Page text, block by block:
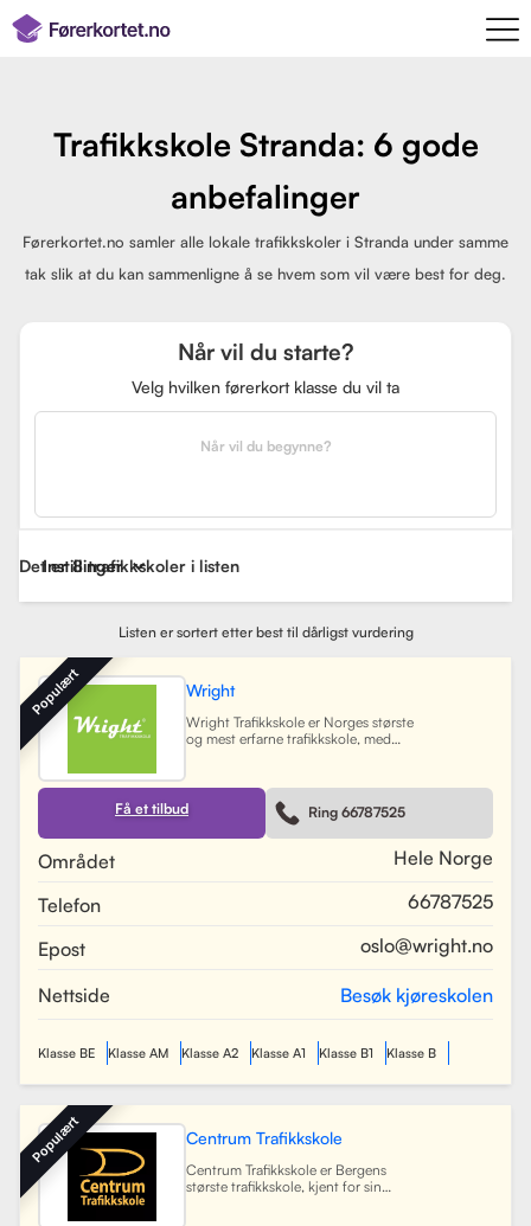
Trafikkskole Stranda: 6 gode
anbefalinger
Førerkortet.no samler alle lokale trafikkskoler i Stranda under samme
tak slik at du kan sammenligne å se hvem som vil være best for deg.
Når vil du starte?
Velg hvilken førerkort klasse du vil ta
Når vil du begynne?
Det er 8 trafikkskoler i listen
Instillinger
Listen er sortert etter best til dårligst vurdering
Wright
Wright Trafikkskole er Norges største
og mest erfarne trafikkskole, med
Trøndelag. Siden oppstarten har
skolen hatt som mål å tilby
profesjonell og engasjert
trafikopplæring for både
kjøretimer med all nødvendig
moderne digitale systemer for å
gjøre det enkelt for elever å booke
sine trafikklærere.
Les mer
Få et tilbud Ring 66787525
Området
Hele Norge
Telefon
66787525
Epost
oslo@wright.no
Nettside Besøk kjøreskolen
Populært
Klasse BE Klasse AM Klasse A2 Klasse A1 Klasse B1 Klasse B
Centrum Trafikkskole
Centrum Trafikkskole er Bergens
største trafikkskole, kjent for sin
Populært